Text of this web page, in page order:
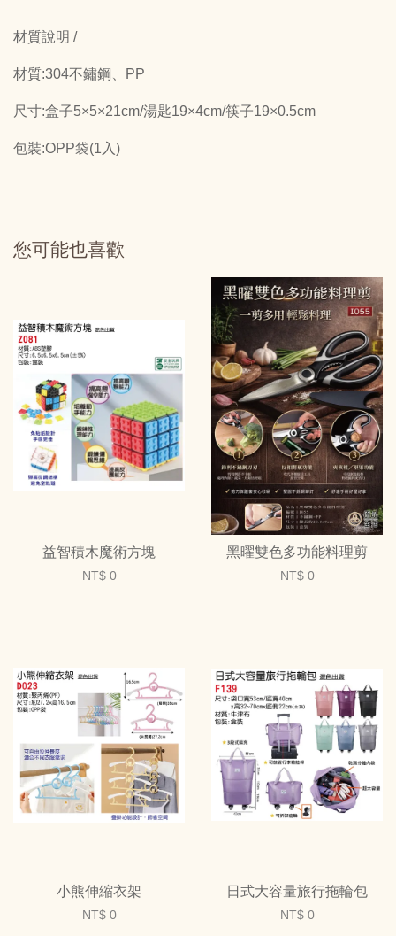
材質說明 /
材質:304不鏽鋼、PP
尺寸:盒子5×5×21cm/湯匙19×4cm/筷子19×0.5cm
包裝:OPP袋(1入)
您可能也喜歡
益智積木魔術方塊
NT$ 0
黑曜雙色多功能料理剪
NT$ 0
小熊伸縮衣架
NT$ 0
日式大容量旅行拖輪包
NT$ 0